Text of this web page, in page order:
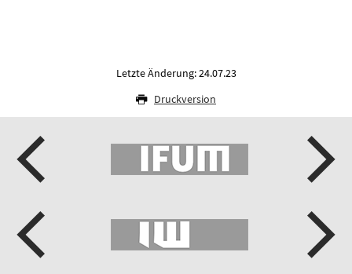
Letzte Änderung: 24.07.23
Druckversion